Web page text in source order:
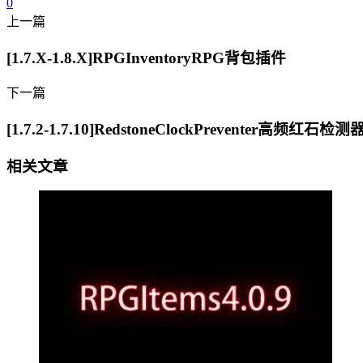
上一篇
[1.7.X-1.8.X]RPGInventoryRPG背包插件
下一篇
[1.7.2-1.7.10]RedstoneClockPreventer高频红石检测
相关文章